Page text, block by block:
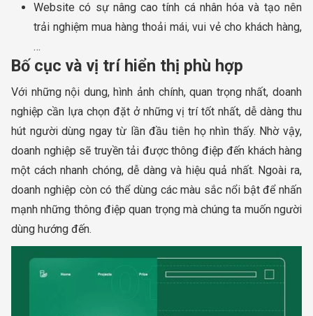
Website có sự nâng cao tính cá nhân hóa và tạo nên
trải nghiệm mua hàng thoải mái, vui vẻ cho khách hàng,
…
Bố cục và vị trí hiển thị phù hợp
Với những nội dung, hình ảnh chính, quan trọng nhất, doanh
nghiệp cần lựa chọn đặt ở những vị trí tốt nhất, dễ dàng thu
hút người dùng ngay từ lần đầu tiên họ nhìn thấy. Nhờ vậy,
doanh nghiệp sẽ truyền tải được thông điệp đến khách hàng
một cách nhanh chóng, dễ dàng và hiệu quả nhất. Ngoài ra,
doanh nghiệp còn có thể dùng các màu sắc nổi bật để nhấn
mạnh những thông điệp quan trọng mà chúng ta muốn người
dùng hướng đến.